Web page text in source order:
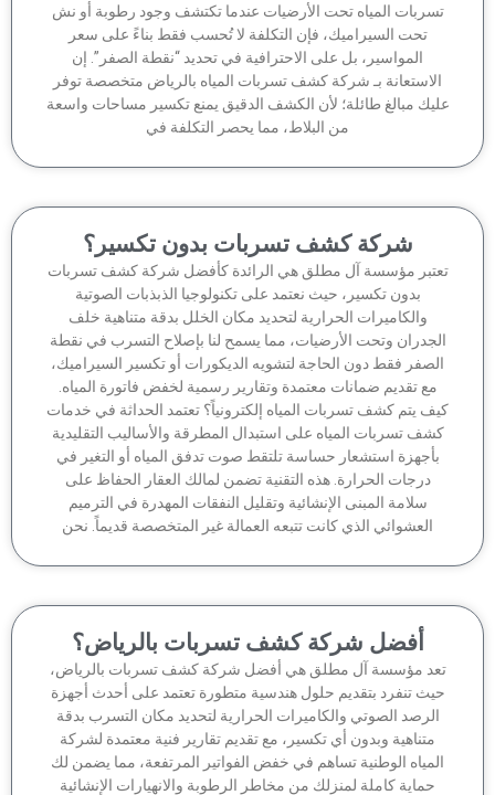
المياه تحت الأرضيات عندما تكتشف وجود رطوبة أو نش
تحت السيراميك، فإن التكلفة لا تُحسب فقط بناءً على سعر
المواسير، بل على الاحترافية في تحديد “نقطة الصفر”. إن
بـ شركة كشف تسربات المياه بالرياض متخصصة توفر
مبالغ طائلة؛ لأن الكشف الدقيق يمنع تكسير مساحات واسعة
من البلاط، مما يحصر التكلفة في
شركة كشف تسربات بدون تكسير؟
مؤسسة آل مطلق هي الرائدة كأفضل شركة كشف تسربات
بدون تكسير، حيث نعتمد على تكنولوجيا الذبذبات الصوتية
والكاميرات الحرارية لتحديد مكان الخلل بدقة متناهية خلف
وتحت الأرضيات، مما يسمح لنا بإصلاح التسرب في نقطة
فقط دون الحاجة لتشويه الديكورات أو تكسير السيراميك،
مع تقديم ضمانات معتمدة وتقارير رسمية لخفض فاتورة المياه.
يتم كشف تسربات المياه إلكترونياً؟ تعتمد الحداثة في خدمات
تسربات المياه على استبدال المطرقة والأساليب التقليدية
بأجهزة استشعار حساسة تلتقط صوت تدفق المياه أو التغير في
درجات الحرارة. هذه التقنية تضمن لمالك العقار الحفاظ على
سلامة المبنى الإنشائية وتقليل النفقات المهدرة في الترميم
العشوائي الذي كانت تتبعه العمالة غير المتخصصة قديماً. نحن
أفضل شركة كشف تسربات بالرياض؟
مؤسسة آل مطلق هي أفضل شركة كشف تسربات بالرياض،
تنفرد بتقديم حلول هندسية متطورة تعتمد على أحدث أجهزة
الرصد الصوتي والكاميرات الحرارية لتحديد مكان التسرب بدقة
متناهية وبدون أي تكسير، مع تقديم تقارير فنية معتمدة لشركة
الوطنية تساهم في خفض الفواتير المرتفعة، مما يضمن لك
حماية كاملة لمنزلك من مخاطر الرطوبة والانهيارات الإنشائية